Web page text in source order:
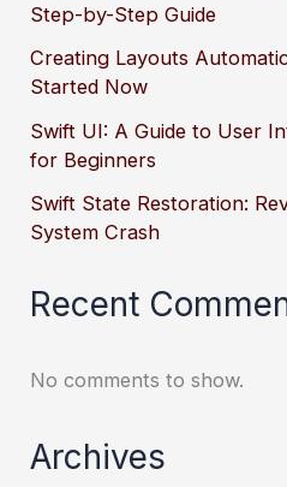
Step-by-Step Guide
Creating Layouts
Started Now
Swift UI: A Guide to User
for Beginners
Swift State Restoration:
System Crash
Recent
No comments to show.
Archives